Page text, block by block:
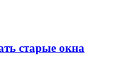
старые окна